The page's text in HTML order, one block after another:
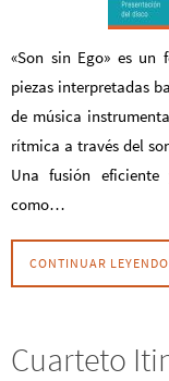
«Son sin Ego» es un
piezas interpretadas
de música
rítmica a través del
Una fusión
como…
CONTINUAR
Cuarteto